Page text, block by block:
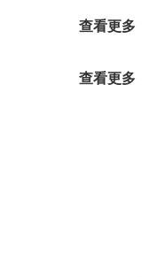
查看更多
查看更多